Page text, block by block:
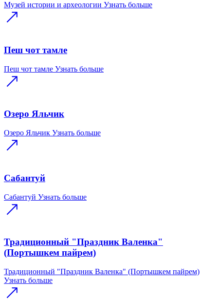
Музей истории и археологии Узнать больше
Пеш чот тамле
Пеш чот тамле Узнать больше
Озеро Яльчик
Озеро Яльчик Узнать больше
Сабантуй
Сабантуй Узнать больше
Традиционный "Праздник Валенка"
(Портышкем пайрем)
Традиционный "Праздник Валенка" (Портышкем пайрем)
Узнать больше